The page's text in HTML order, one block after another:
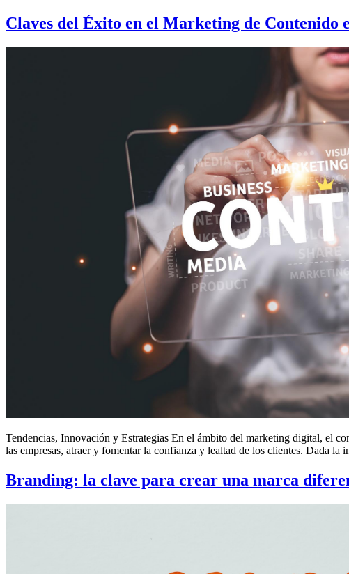
Skip
to
content
Claves del Éxito en el Marketing de Contenido
Tendencias, Innovación y Estrategias En el ámbito del marketing digital, el
las empresas, atraer y fomentar la confianza y lealtad de los clientes. Dada
Branding: la clave para crear una marca